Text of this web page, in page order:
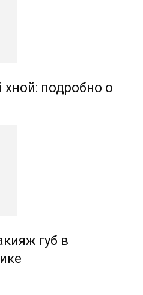
хной: подробно о
губ в